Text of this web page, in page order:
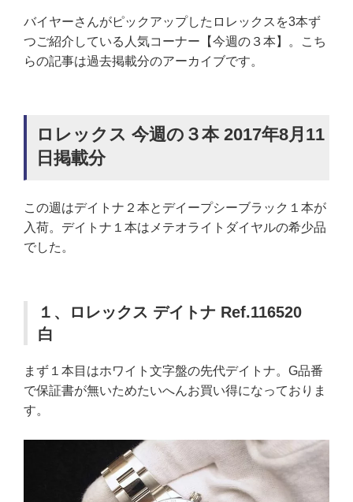
バイヤーさんがピックアップしたロレックスを3本ず
つご紹介している人気コーナー【今週の３本】。こち
らの記事は過去掲載分のアーカイブです。
ロレックス 今週の３本 2017年8月11
日掲載分
この週はデイトナ２本とデイープシーブラック１本が
入荷。デイトナ１本はメテオライトダイヤルの希少品
でした。
１、ロレックス デイトナ Ref.116520
白
まず１本目はホワイト文字盤の先代デイトナ。G品番
で保証書が無いためたいへんお買い得になっておりま
す。